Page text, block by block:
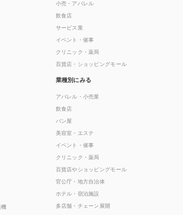
小売・アパレル
飲食店
サービス業
イベント・催事
クリニック・薬局
百貨店・ショッピングモール
業種別にみる
アパレル・小売業
飲食店
パン屋
美容室・エステ
イベント・催事
クリニック・薬局
百貨店やショッピングモール
官公庁・地方自治体
ホテル・宿泊施設
多店舗・チェーン展開